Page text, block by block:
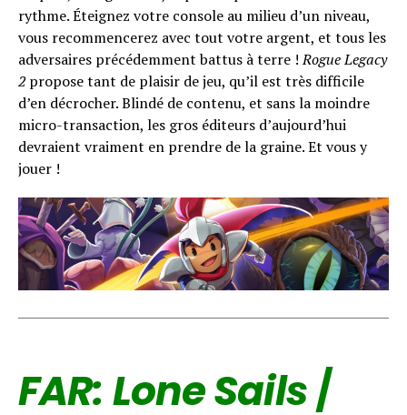
rythme. Éteignez votre console au milieu d’un niveau,
vous recommencerez avec tout votre argent, et tous les
adversaires précédemment battus à terre !Rogue Legacy
2propose tant de plaisir de jeu, qu’il est très difficile
d’en décrocher. Blindé de contenu, et sans la moindre
micro-transaction, les gros éditeurs d’aujourd’hui
devraient vraiment en prendre de la graine. Et vous y
jouer !
FAR: Lone Sails/